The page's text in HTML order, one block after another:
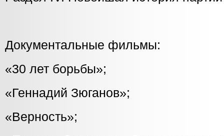
Документальные фильмы:
«30 лет борьбы»;
«Геннадий Зюганов»;
«Верность»;